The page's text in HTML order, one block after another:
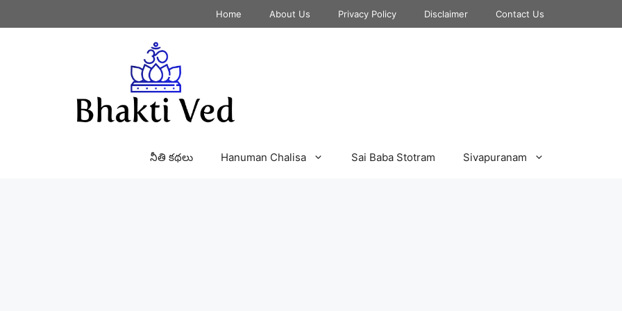
Home About Us Privacy Policy Disclaimer Contact Us
నీతి కథలు Hanuman Chalisa Sai Baba Stotram Sivapuranam